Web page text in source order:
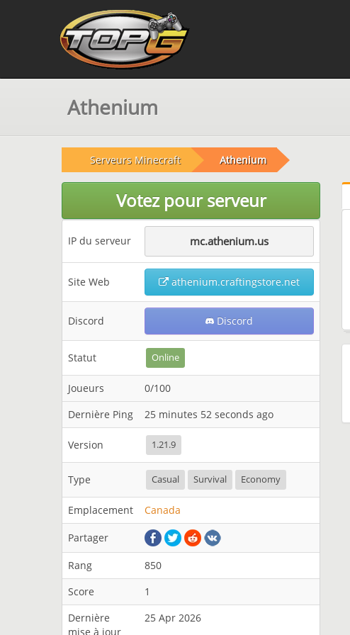
Athenium
Serveurs Minecraft Athenium
Votez pour serveur
IP du serveur mc.athenium.us
Site Web athenium.craftingstore.net
Discord Discord
Statut Online
Joueurs
0/100
Dernière Ping
25 minutes 52 seconds ago
Version 1.21.9
Type Casual Survival Economy
Emplacement Canada
Partager
Rang
850
Score
1
Dernière
mise à jour
25 Apr 2026